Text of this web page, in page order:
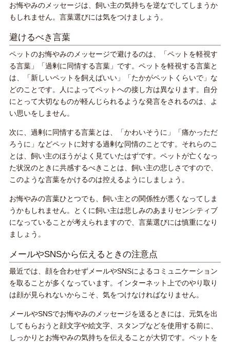
お悔やみのメッセージは、飼い主の気持ちを逆なでしてしまうか
もしれません。言葉選びには気をつけましょう。
避けるべき言葉
ペットのお悔やみのメッセージで避けるのは、「ペットを軽視す
る言葉」「過剰に同情する言葉」です。ペットを軽視する言葉と
は、「新しいペットを飼えばいい」「たかがペットくらいで」な
どのことです。人によってペットへの接し方は異なります。自分
にとって大切なものが軽んじられるような発言をされるのは、よ
い思いをしません。
次に、過剰に同情する言葉とは、「かわいそうに」「痛かっただ
ろうに」などペットに対する過剰な同情のことです。それらのこ
とは、飼い主のほうがよく見ていたはずです。ペットが亡くなっ
た状況のときに共感するべきことは、飼い主の悲しさですので、
このような言葉をかけるのは控えるようにしましょう。
お悔やみの言葉ひとつでも、飼い主との関係性が悪くなってしま
うかもしれません。とくに飼い主は悲しみのあまりセンシティブ
になっていることが考えられますので、言葉選びには慎重になり
ましょう。
メールやSNSから伝えるときの注意点
最近では、顔を合わせずメールやSNSによるコミュニケーション
を取ることが多くなっています。インターネット上でのやり取り
は顔が見られないからこそ、気をつけなければなりません。
メールやSNSでお悔やみのメッセージを送るときには、元気を出
してもらおうと顔文字や絵文字、スタンプなどを使用する前に、
しっかりとお悔やみの気持ちを伝えることが大切です。ペットを